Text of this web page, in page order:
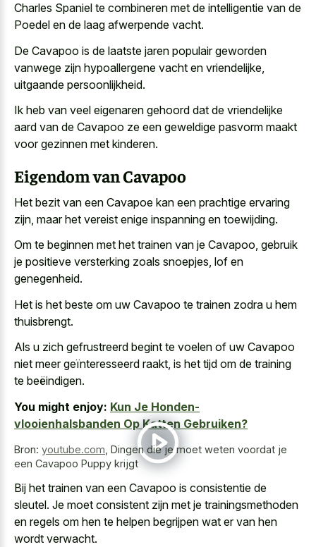
Charles Spaniel te combineren met de intelligentie van de
Poedel en de laag afwerpende vacht.
De Cavapoo is de laatste jaren populair geworden
vanwege zijn hypoallergene vacht en vriendelijke,
uitgaande persoonlijkheid.
Ik heb van veel eigenaren gehoord dat de vriendelijke
aard van de Cavapoo ze een geweldige pasvorm maakt
voor gezinnen met kinderen.
Eigendom van Cavapoo
Het bezit van een Cavapoe kan een prachtige ervaring
zijn, maar het vereist enige inspanning en toewijding.
Om te beginnen met het trainen van je Cavapoo, gebruik
je positieve versterking zoals snoepjes, lof en
genegenheid.
Het is het beste om uw Cavapoo te trainen zodra u hem
thuisbrengt.
Als u zich gefrustreerd begint te voelen of uw Cavapoo
niet meer geïnteresseerd raakt, is het tijd om de training
te beëindigen.
You might enjoy: Kun Je Honden-
vlooienhalsbanden Op Katten Gebruiken?
Bron: youtube.com Dingen die je moet weten voordat je
een Cavapoo Puppy krijgt
Bij het trainen van een Cavapoo is consistentie de
sleutel. Je moet consistent zijn met je trainingsmethoden
en regels om hen te helpen begrijpen wat er van hen
wordt verwacht.